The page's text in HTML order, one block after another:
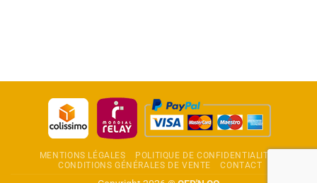
MENTIONS LÉGALES
POLITIQUE DE CONFIDENTIALITÉ
CONDITIONS GÉNÉRALES DE VENTE
CONTACT